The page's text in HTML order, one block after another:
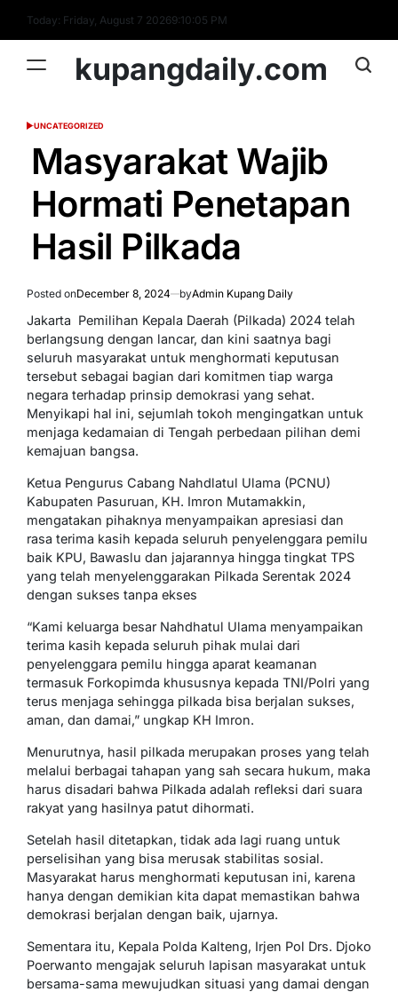
content
Today: Friday, August 7 20269:10:06 PM
kupangdaily.com
POSTED
UNCATEGORIZED
Masyarakat Wajib
Hormati Penetapan
Hasil Pilkada
Posted onDecember 8, 2024 byAdmin Kupang Daily
Jakarta  Pemilihan Kepala Daerah (Pilkada) 2024 telah
berlangsung dengan lancar, dan kini saatnya bagi
seluruh masyarakat untuk menghormati keputusan
tersebut sebagai bagian dari komitmen tiap warga
negara terhadap prinsip demokrasi yang sehat.
Menyikapi hal ini, sejumlah tokoh mengingatkan untuk
menjaga kedamaian di Tengah perbedaan pilihan demi
kemajuan bangsa.
Ketua Pengurus Cabang Nahdlatul Ulama (PCNU)
Kabupaten Pasuruan, KH. Imron Mutamakkin,
mengatakan pihaknya menyampaikan apresiasi dan
rasa terima kasih kepada seluruh penyelenggara pemilu
baik KPU, Bawaslu dan jajarannya hingga tingkat TPS
yang telah menyelenggarakan Pilkada Serentak 2024
dengan sukses tanpa ekses
“Kami keluarga besar Nahdhatul Ulama menyampaikan
terima kasih kepada seluruh pihak mulai dari
penyelenggara pemilu hingga aparat keamanan
termasuk Forkopimda khususnya kepada TNI/Polri yang
terus menjaga sehingga pilkada bisa berjalan sukses,
aman, dan damai,” ungkap KH Imron.
Menurutnya, hasil pilkada merupakan proses yang telah
melalui berbagai tahapan yang sah secara hukum, maka
harus disadari bahwa Pilkada adalah refleksi dari suara
rakyat yang hasilnya patut dihormati.
Setelah hasil ditetapkan, tidak ada lagi ruang untuk
perselisihan yang bisa merusak stabilitas sosial.
Masyarakat harus menghormati keputusan ini, karena
hanya dengan demikian kita dapat memastikan bahwa
demokrasi berjalan dengan baik, ujarnya.
Sementara itu, Kepala Polda Kalteng, Irjen Pol Drs. Djoko
Poerwanto mengajak seluruh lapisan masyarakat untuk
bersama-sama mewujudkan situasi yang damai dengan